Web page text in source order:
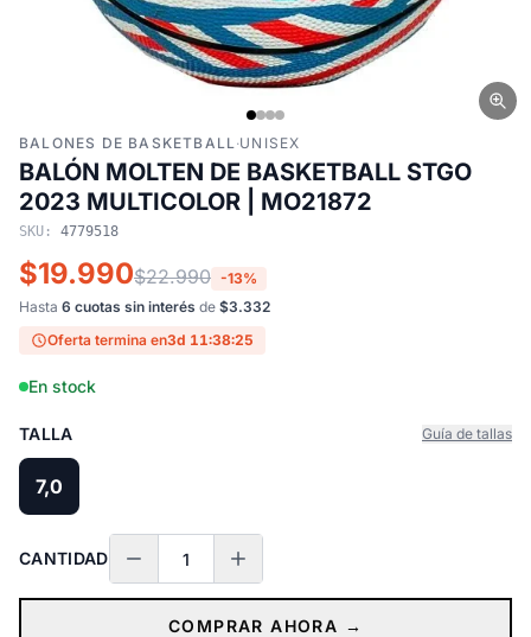
BALONES DE BASKETBALL·UNISEX
BALÓN MOLTEN DE BASKETBALL STGO
2023 MULTICOLOR | MO21872
SKU: 4779518
$19.990$22.990 -13%
Hasta 6 cuotas sin interés de $3.332
Oferta termina en3d 11:38:24
En stock
TALLA Guía de tallas
7,0
CANTIDAD
COMPRAR AHORA →